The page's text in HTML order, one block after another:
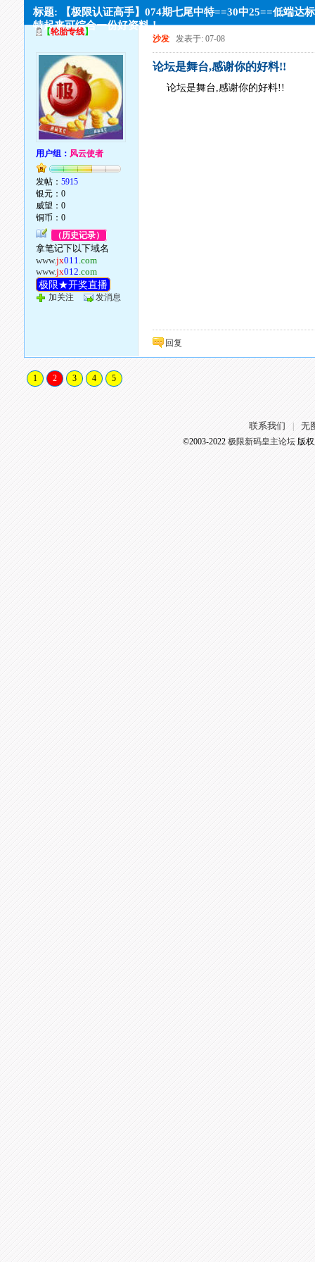
标题: 【极限认证高手】074期七尾中特==30中25==低端达
特起来可综合一份好资料！
【轮胎专线】
用户组： 风云使者
发帖：5915
银元：0
威望：0
铜币：0
（历史记录）
拿笔记下以下域名
www.jx011.com
www.jx012.com
极限★开奖直播
加关注 发消息
沙发 发表于: 07-08
论坛是舞台,感谢你的好料!!
论坛是舞台,感谢你的好料!!
回复
1 2 3 4 5
联系我们 无
©2003-2022 极限新码皇主论坛版权